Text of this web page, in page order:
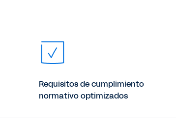
Requisitos de cumplimiento
normativo optimizados